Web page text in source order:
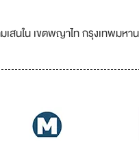
นใน เขตพญาไท กรุงเทพมหา